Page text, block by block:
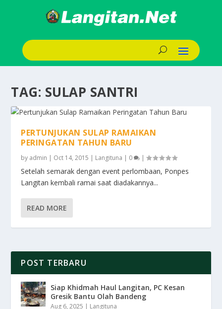
TAG: SULAP SANTRI
PERTUNJUKAN SULAP RAMAIKAN
PERINGATAN TAHUN BARU
by admin | Oct 14, 2015 | Langituna | 0 |
Setelah semarak dengan event perlombaan, Ponpes
Langitan kembali ramai saat diadakannya...
READ MORE
POST TERBARU
Siap Khidmah Haul Langitan, PC Kesan
Gresik Bantu Olah Bandeng
Aug 6, 2025 | Langituna